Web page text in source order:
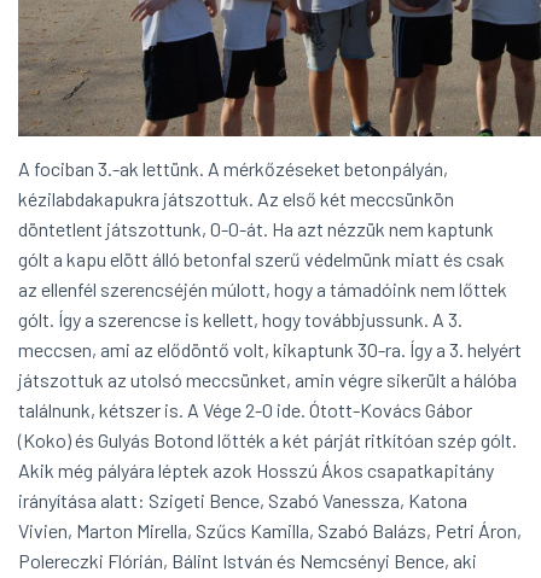
A fociban 3.-ak lettünk. A mérkőzéseket betonpályán,
kézilabdakapukra játszottuk. Az első két meccsünkön
döntetlent játszottunk, 0-0-át. Ha azt nézzük nem kaptunk
gólt a kapu elött álló betonfal szerű védelmünk miatt és csak
az ellenfél szerencséjén múlott, hogy a támadóink nem lőttek
gólt. Így a szerencse is kellett, hogy továbbjussunk. A 3.
meccsen, ami az elődöntő volt, kikaptunk 30-ra. Így a 3. helyért
játszottuk az utolsó meccsünket, amin végre sikerült a hálóba
találnunk, kétszer is. A Vége 2-0 ide. Ótott-Kovács Gábor
(Koko) és Gulyás Botond lőtték a két párját ritkítóan szép gólt.
Akik még pályára léptek azok Hosszú Ákos csapatkapitány
irányítása alatt: Szigeti Bence, Szabó Vanessza, Katona
Vivien, Marton Mirella, Szűcs Kamilla, Szabó Balázs, Petri Áron,
Polereczki Flórián, Bálint István és Nemcsényi Bence, aki